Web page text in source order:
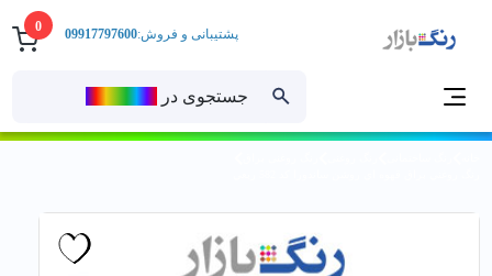
0
جستجوی در
پشتیبانی و فروش:09917797600